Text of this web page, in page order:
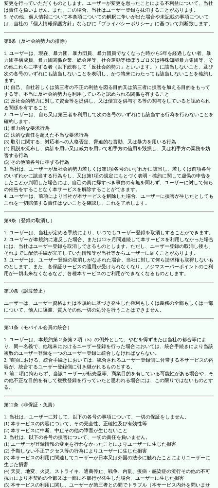
変更を行っていただくものとします。ユーザーが変更を怠ったことによる不利益について、当社
は責任を負いません。また、この場合、当社はユーザー登録を抹消することがあります。
5. その他、個人情報について本条項についての解釈に争いが出た場合や未記載の事項について
は、当社の『個人情報保護方針』ならびに『プライバシーポリシー』に基づいて判断致します。
第8条（反社会的勢力の排除）
1. ユーザーは、現在、暴力団、暴力団員、暴力団員でなくなった時から5年を経過しない者、暴
力団準構成員、暴力団関係企業、総会屋等、社会運動等標ぼうゴロ又は特殊知能暴力集団等、そ
の他これらに準ずる者（以下総称して「反社会的勢力」といいます。）に該当しないこと、及び
次の各号のいずれにも該当しないことを表明し、かつ将来にわたっても該当しないことを確約し
ます。
(1) 自己、自社若しくは第三者の不正の利益を図る目的又は第三者に損害を加える目的をもって
する等、不当に反社会的勢力を利用していると認められる関係を有すること
(2) 反社会的勢力に対して資金等を提供し、又は便宜を供与する等の関与をしていると認められ
る関係を有すること
2. ユーザーは、自ら又は第三者を利用して次の各号のいずれにも該当する行為を行わないことを
確約します。
(1) 暴力的な要求行為
(2) 法的な責任を超えた不当な要求行為
(3) 取引に関する、対応者への人格否定、脅迫的な言動、又は暴力を用いる行為
(4) 風説を流布し、偽計を用い又は威力を用いて相手方の信用を毀損し、又は相手方の業務を妨
害する行為
(5) その他前各号に準ずる行為
3. 当社は、ユーザーが反社会的勢力若しくは第1項各号のいずれかに該当し、若しくは前項各号
のいずれかに該当する行為をし、又は第1項の規定にもとづく表明・確約に関して虚偽の申告を
したことが判明した場合には、自己の責に帰すべき事由の有無を問わず、ユーザーに対して何ら
の催告をすることなく本サービスを解除することができます。
4. ユーザーは、前項により当社が本サービスを解除した場合、ユーザーに損害が生じたとしても
これを一切賠償する責任はないことを確認し、これを了承します。
第9条（登録の取消し）
1. ユーザーは、当社が定める手続により、いつでもユーザー登録を取消しすることができます。
2. ユーザーが本規約に違反した場合、または12ヶ月間連続して本サービスを利用しなかった場合
には、当社はユーザー登録を取消しできるものとします。ただし、ユーザー登録の取消し後も、
それまでに配信手続が完了していた情報等が当社等からユーザーに届くことがあります。
3. ユーザーは、ユーザー登録の取消しがなされた場合、当社に対して何ら請求権も取得しないも
のとします。また、各保証サービスの適用が受けられなくなり、ノジマスーパーポイントのご利
用が一切出来なくなるなど、各種本サービスのご利用ができなくなるものとします。
第10条（譲渡禁止）
ユーザーは、ユーザー資格または本規約に基づき発生した権利もしくは義務の全部もしくは一部
について、他人に譲渡、質入その他一切の処分を行うことはできません。
第11条（モバイル会員の統合）
1. ユーザーは、本規約第２条第２項（5）の例外として、やむを得ずまたは当社の都合等によ
り、同一名義で、他端末におけるユーザー登録を行った場合においては、統合手続きにより当該
複数のユーザー登録を一つのユーザー登録に統合しなければならない。
2. 前項における、統合手続きにおいては、統合されるユーザー登録側に付帯する本サービスの内
容が、統合するユーザー登録側に引き継がれるものとする。
3. 前二項に拘わらず、当該ユーザーが転売屋等、商業目的を有している可能性がある場合や、そ
の他不正な目的を有して複数登録を行っていたと思われる場合には、この限りではないものとす
る。
第12条（非保証・免責）
1. 当社は、ユーザーに対して、以下の各号の事項について、一切の保証をしません。
(1) 本サービスの内容について、その完全性、正確性及び有効性等
(2) 本サービスに中断、中止その他の障害が生じないこと
2. 当社は、以下の各号の損害について、一切の責任を負いません。
(1) ユーザーが登録情報の変更を行わなかったことによりユーザーに生じた損害
(2) 予期しない不正アクセス等の行為によりユーザーに生じた損害
(3) 本サービスの利用に関連してユーザーが日本又は外国の法令に触れたことによりユーザーに
生じた損害
(4) 天災、地変、火災、ストライキ、通商停止、戦争、内乱、疫病・感染症の流行その他の不可
抗力により本契約の全部又は一部に不履行が発生した場合、ユーザーに生じた損害
(5) 本サービスの利用に関し、ユーザーが第三者との間でトラブル（本サービス内外を問いませ